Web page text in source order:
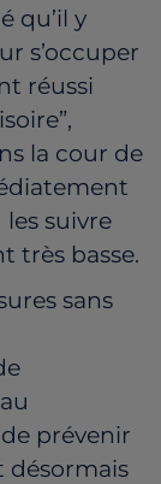
qu’il y
s’occuper
réussi
la cour de
les suivre
très basse.
sans
prévenir
désormais